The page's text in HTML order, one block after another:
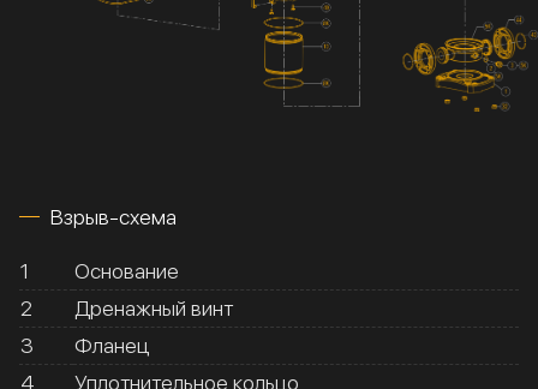
Взрыв-схема
1
Основание
2
Дренажный винт
3
Фланец
4
Уплотнительное кольцо